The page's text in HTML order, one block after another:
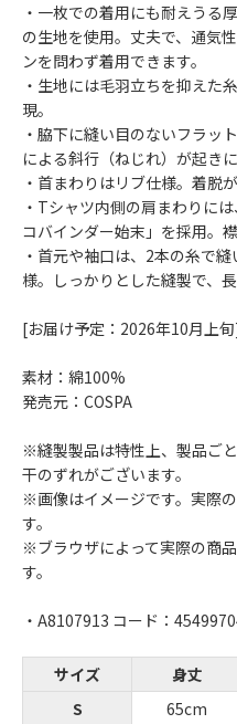
・一枚での着用にも耐えうる
の生地を使用。丈夫で、通気
ンを問わず着用できます。
・生地には毛羽立ちを抑えた
現。
・脇下に縫い目のないフラッ
による斜行（ねじれ）が起き
・首まわりはリブ仕様。着脱
・Tシャツ内側の肩まわりに
コバインダー始末」を採用。
・首元や袖口は、2本の糸で
様。しっかりとした縫製で、
[お届け予定：2026年10月上
素材：綿100%
発売元：COSPA
※縫製製品は特性上、製品ご
干のずれがございます。
※画像はイメージです。実際
す。
※ブラウザによって実際の商
す。
・A8107913 コード：
サイズ 身丈
S
65cm